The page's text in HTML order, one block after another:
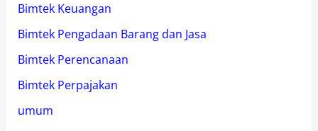
Bimtek Keuangan
Bimtek Pengadaan Barang dan Jasa
Bimtek Perencanaan
Bimtek Perpajakan
umum